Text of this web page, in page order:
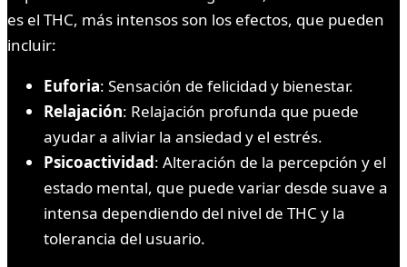
es el THC, más intensos son los efectos, que pueden
incluir:
Euforia: Sensación de felicidad y bienestar.
Relajación: Relajación profunda que puede
ayudar a aliviar la ansiedad y el estrés.
Psicoactividad: Alteración de la percepción y el
estado mental, que puede variar desde suave a
intensa dependiendo del nivel de THC y la
tolerancia del usuario.